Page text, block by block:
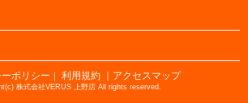
ポリシー ｜ 利用規約 ｜アクセスマップ
株式会社VERUS 上野店 All rights reserved.